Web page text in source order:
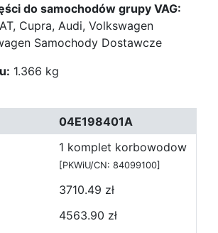
do samochodów grupy VAG:
Cupra, Audi, Volkswagen
Samochody Dostawcze
1.366 kg
04E198401A
1 komplet korbowodow
[PKWiU/CN: 84099100]
3710.49 zł
4563.90 zł